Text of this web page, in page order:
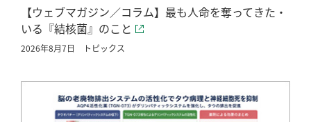
【ウェブマガジン／コラム】最も人命を奪ってきた・
いる『結核菌』のこと
2026年8月7日 トピックス